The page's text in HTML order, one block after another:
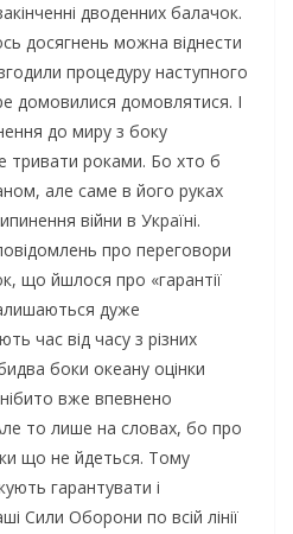
дводенних балачок.
досягнень можна віднести
процедуру наступного
домовилися домовлятися. І
до миру з боку
тривати роками. Бо хто б
але саме в його руках
війни в Україні.
про переговори
що йшлося про «гарантії
дуже
час від часу з різних
боки океану оцінки
нібито вже впевнено
то лише на словах, бо про
що не йдеться. Тому
гарантувати і
Сили Оборони по всій лінії